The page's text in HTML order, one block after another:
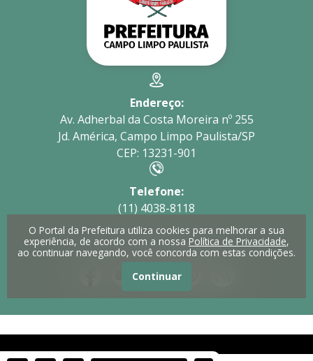
Endereço:
Av. Adherbal da Costa Moreira nº 255
Jd. América, Campo Limpo Paulista/SP
CEP: 13231-901
Telefone:
(11) 4038-8118
Redes Sociais
O Portal da Prefeitura utiliza cookies para melhorar a sua
experiência, de acordo com a nossa Política de Privacidade,
ao continuar navegando, você concorda com estas condições.
Continuar